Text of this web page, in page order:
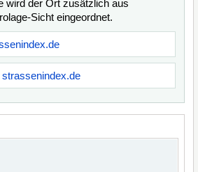
wird der Ort zusätzlich aus
Sicht eingeordnet.